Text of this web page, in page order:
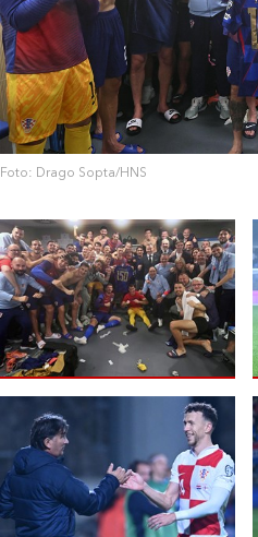
Foto: Drago Sopta/HNS